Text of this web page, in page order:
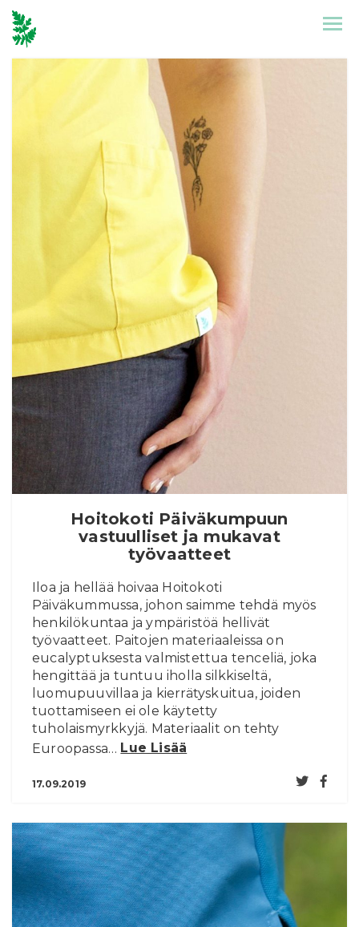
Mallisto
Puronen
Referenssit
Suunnittelu
Yhteystiedot
Tarinat
In English
Hoitokoti Päiväkumpuun
vastuulliset ja mukavat
työvaatteet
Iloa ja hellää hoivaa Hoitokoti
Päiväkummussa, johon saimme tehdä myös
henkilökuntaa ja ympäristöä hellivät
työvaatteet. Paitojen materiaaleissa on
eucalyptuksesta valmistettua tenceliä, joka
hengittää ja tuntuu iholla silkkiseltä,
luomupuuvillaa ja kierrätyskuitua, joiden
tuottamiseen ei ole käytetty
tuholaismyrkkyjä. Materiaalit on tehty
Euroopassa… Lue Lisää
17.09.2019